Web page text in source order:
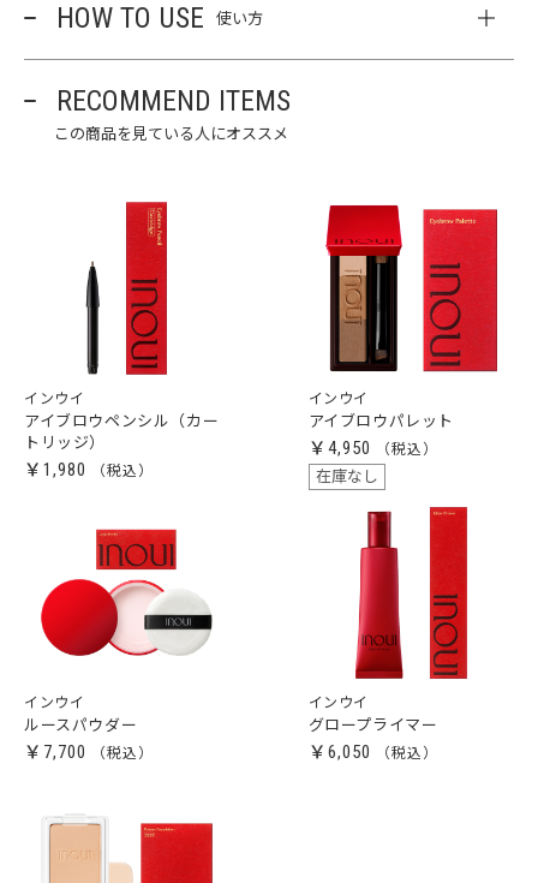
HOW TO USE 使い方
RECOMMEND ITEMS
この商品を見ている人にオススメ
インウイ
アイブロウペンシル（カー
トリッジ）
￥1,980
インウイ
アイブロウパレット
￥4,950
在庫なし
インウイ
ルースパウダー
￥7,700
インウイ
グロープライマー
￥6,050